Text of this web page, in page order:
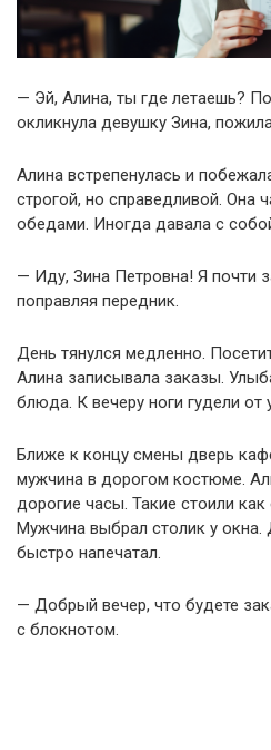
— Эй, Алина, ты где летаешь?
окликнула девушку Зина,
Алина встрепенулась и
строгой, но справедливой. Она
обедами. Иногда давала с
— Иду, Зина Петровна! Я почти
поправляя передник.
День тянулся медленно.
Алина записывала заказы.
блюда. К вечеру ноги гудели от
Ближе к концу смены дверь
мужчина в дорогом костюме.
дорогие часы. Такие стоили как
Мужчина выбрал столик у окна.
быстро напечатал.
— Добрый вечер, что будете
с блокнотом.